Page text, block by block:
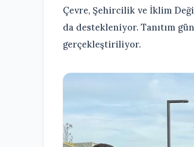
Çevre, Şehircilik ve İklim
da destekleniyor. Tanıtım
gerçekleştiriliyor.